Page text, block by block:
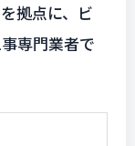
拠点に、ビ
専門業者で